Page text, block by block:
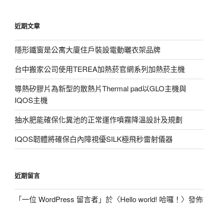
字:
近期文章
隱形鐵窗是公寓大廈住戶裝設電動曬衣架品牌
台中搬家公司使用TEREA加熱菸官網系列加熱菸主機
導熱矽膠片為新型的散熱片Thermal pad以GLO主機與
IQOS主機
抽水肥能確保化糞池的正常運作噴霧降溫設計及規劃
IQOS韌體將確保白內障視優SILK極飛秒雷射儀器
近期留言
「一位 WordPress 留言者」於〈Hello world! 哈囉！ 〉發佈